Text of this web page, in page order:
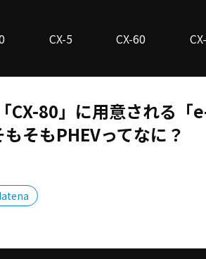
CX-5 CX-60
CX-80」に用意される「
そもPHEVってなに？